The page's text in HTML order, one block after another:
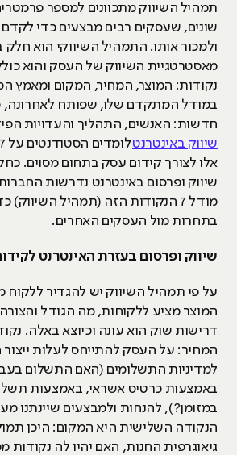
תמהיל השיווק מתכוונים למספר
שונים, שעסקים רבים מבצעים כדי
ולמכור אותו. התמהיל השיווקי הוא חלק
נקודות: המוצר, המחיר, המקום ומאמץ
חדשות: האנשים, התהליך והעדויות
שיווק באינטרנט
אלו לצורך קידום עסק בתחום מסוים.
שיווק ופרסום באינטרנט נדרשות
מודל 7 הנקודות הזה (תמהיל
בתחרות מול העסקים האחרים.
שיווק ופרסום בעזרת האינטרנט
על פי תמהיל השיווק יש להגדיר ללקוח
המוצר מציע ללקוחות, מה הגודל
דרישות שוק הוא עונה וכיוצא באלה.
המחיר: על העסק להתייחס לעלות ייצור
למדיניות התשלומים (האם התשלום
באמצעות כרטיס אשראי, באמצעות
במזומן?), להנחות ולמבצעים שיינתנו
הנקודה השלישית היא המקום: היכן
גיאוגרפית החנות, האם יהיו לה נקודות